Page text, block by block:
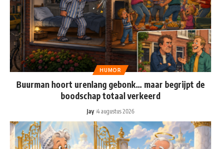
HUMOR
Buurman hoort urenlang gebonk… maar begrijpt de
boodschap totaal verkeerd
Jay 4 augustus 2026